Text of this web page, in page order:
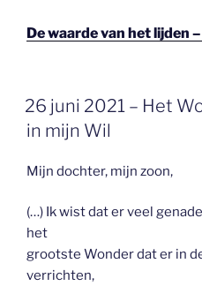
De waarde van het lijden
GEPLAATST
OP
26 juni 2021 – Het
in mijn Wil
Mijn dochter, mijn zoon,
(…) Ik wist dat er veel
het
grootste Wonder dat er in
verrichten,